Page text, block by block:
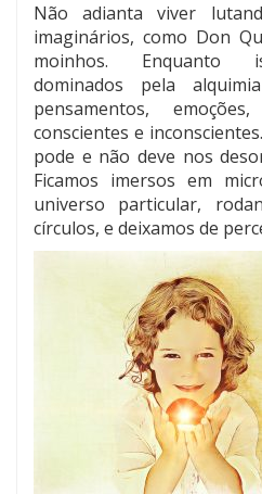
Não adianta viver
imaginários, como Don
moinhos. Enquanto
dominados pela
pensamentos,
conscientes e
pode e não deve nos
Ficamos imersos em
universo particular,
círculos, e deixamos de